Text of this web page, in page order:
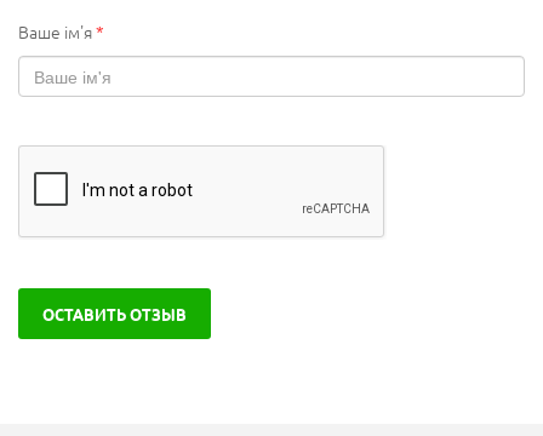
Ваше ім'я*
ОСТАВИТЬ ОТЗЫВ